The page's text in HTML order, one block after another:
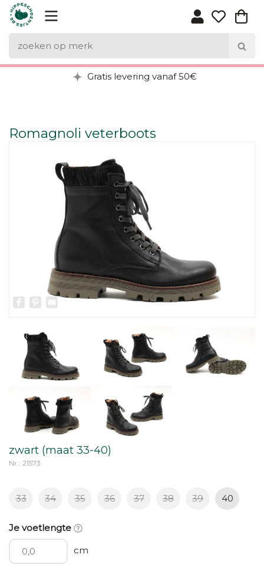
Gratis levering vanaf 50€
Romagnoli veterboots
Facebook
Pinterest
Email
zwart (maat 33-40)
Nr.: 21573
33 34 35 36 37 38 39 40
Je voetlengte
cm